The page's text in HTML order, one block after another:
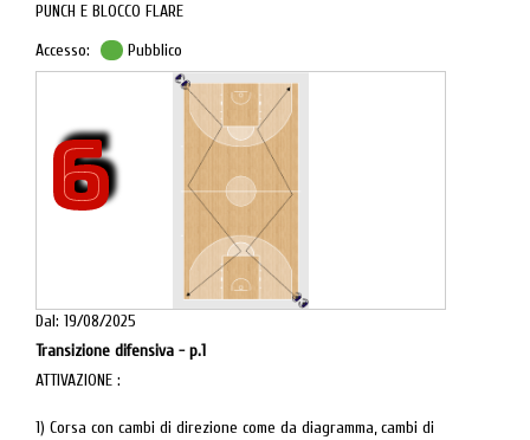
PUNCH E BLOCCO FLARE
3 si allontana in angolo lato debole.
6
Accesso: Pubblico
Dal: 19/08/2025
Transizione difensiva - p.1
ATTIVAZIONE :
1) Corsa con cambi di direzione come da diagramma, cambi di